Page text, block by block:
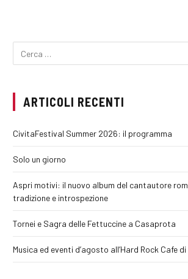
ARTICOLI RECENTI
CivitaFestival Summer 2026: il programma
Solo un giorno
Aspri motivi: il nuovo album del cantautore
tradizione e introspezione
Tornei e Sagra delle Fettuccine a Casaprota
Musica ed eventi d’agosto all’Hard Rock Cafe di